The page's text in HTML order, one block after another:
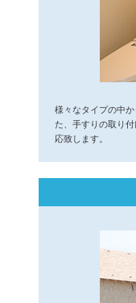
様々なタイプの中
た、手すりの取り
応致します。